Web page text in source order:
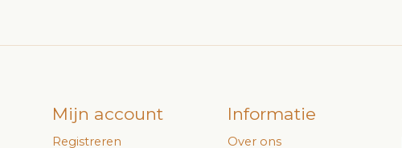
Mijn account
Registreren
Informatie
Over ons